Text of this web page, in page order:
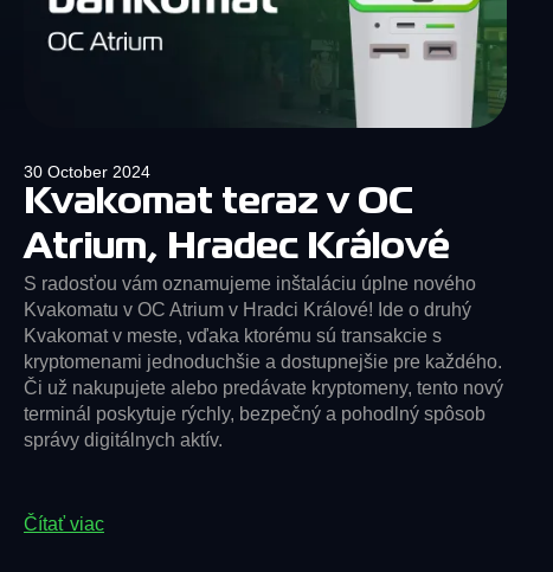
30 October 2024
Kvakomat teraz v OC
Atrium, Hradec Králové
S radosťou vám oznamujeme inštaláciu úplne nového
Kvakomatu v OC Atrium v Hradci Králové! Ide o druhý
Kvakomat v meste, vďaka ktorému sú transakcie s
kryptomenami jednoduchšie a dostupnejšie pre každého.
Či už nakupujete alebo predávate kryptomeny, tento nový
terminál poskytuje rýchly, bezpečný a pohodlný spôsob
správy digitálnych aktív.
Čítať viac